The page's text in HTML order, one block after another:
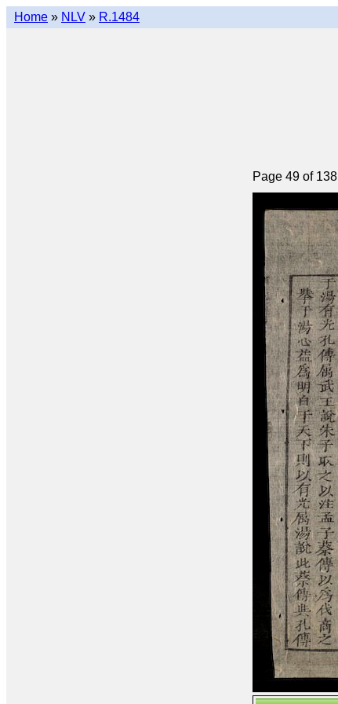
Home » NLV » R.1484
Page 49 of 138